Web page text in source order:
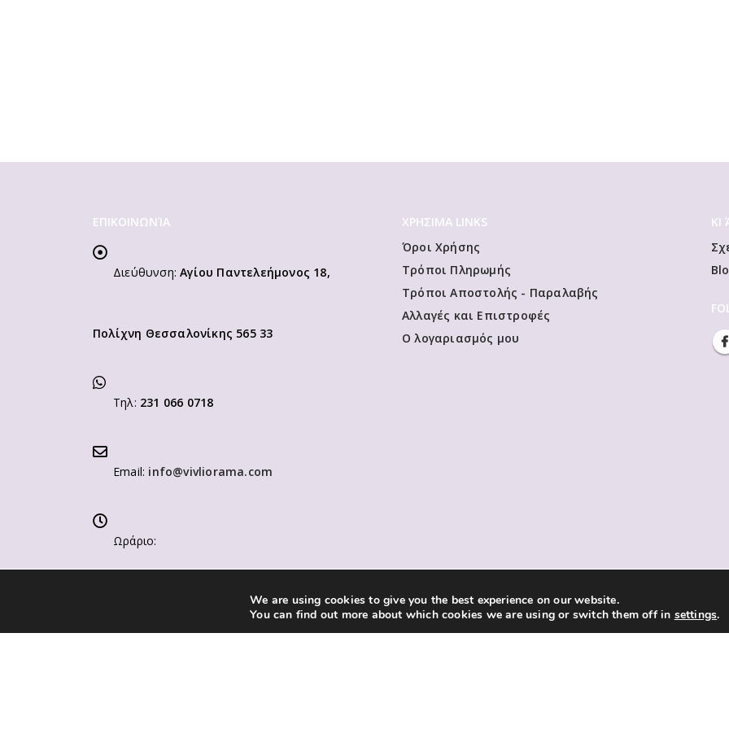
ΕΠΙΚΟΙΝΩΝΊΑ
Διεύθυνση: Αγίου Παντελεήμονος 18,
Πολίχνη Θεσσαλονίκης 565 33
Τηλ: 231 066 0718
Email: info@vivliorama.com
Ωράριο:
Δευτ-Παρ: 9:00-14:00 / 17:00-21:00
ΧΡΗΣΙΜΑ LINKS
Όροι Χρήσης
Τρόποι Πληρωμής
Τρόποι Αποστολής - Παραλαβής
Αλλαγές και Επιστροφές
Ο λογαριασμός μου
ΚΙ
We are using cookies to give you the best experience on our website.
You can find out more about which cookies we are using or switch them off in settings.